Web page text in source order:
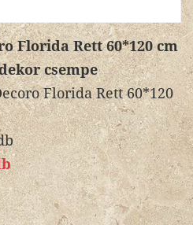
Florida Rett 60*120 cm
csempe
Florida Rett 60*120